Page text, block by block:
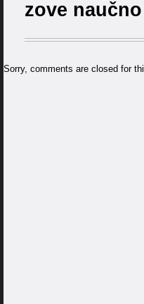
zove
Sorry, comments are closed for